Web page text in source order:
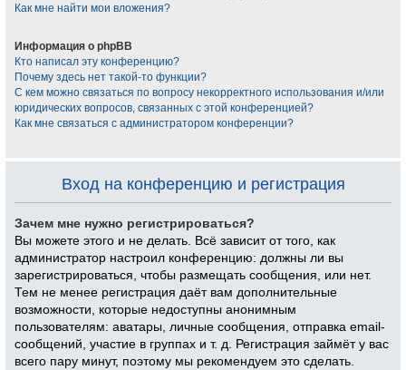
Как мне найти мои вложения?
Информация о phpBB
Кто написал эту конференцию?
Почему здесь нет такой-то функции?
С кем можно связаться по вопросу некорректного использования и/или
юридических вопросов, связанных с этой конференцией?
Как мне связаться с администратором конференции?
Вход на конференцию и регистрация
Зачем мне нужно регистрироваться?
Вы можете этого и не делать. Всё зависит от того, как
администратор настроил конференцию: должны ли вы
зарегистрироваться, чтобы размещать сообщения, или нет.
Тем не менее регистрация даёт вам дополнительные
возможности, которые недоступны анонимным
пользователям: аватары, личные сообщения, отправка email-
сообщений, участие в группах и т. д. Регистрация займёт у вас
всего пару минут, поэтому мы рекомендуем это сделать.